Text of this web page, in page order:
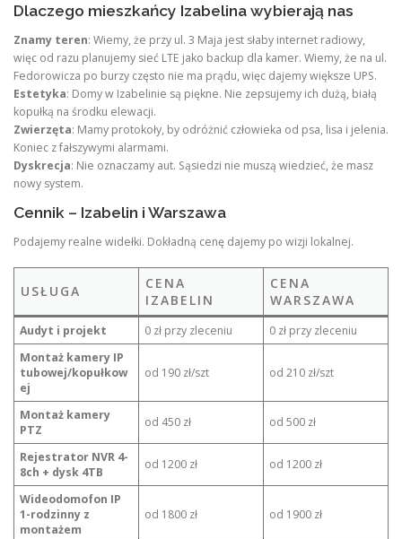
Dlaczego mieszkańcy Izabelina wybierają nas
Znamy teren: Wiemy, że przy ul. 3 Maja jest słaby internet radiowy,
więc od razu planujemy sieć LTE jako backup dla kamer. Wiemy, że na ul.
Fedorowicza po burzy często nie ma prądu, więc dajemy większe UPS.
Estetyka: Domy w Izabelinie są piękne. Nie zepsujemy ich dużą, białą
kopułką na środku elewacji.
Zwierzęta: Mamy protokoły, by odróżnić człowieka od psa, lisa i jelenia.
Koniec z fałszywymi alarmami.
Dyskrecja: Nie oznaczamy aut. Sąsiedzi nie muszą wiedzieć, że masz
nowy system.
Cennik – Izabelin i Warszawa
Podajemy realne widełki. Dokładną cenę dajemy po wizji lokalnej.
USŁUGA
CENA
IZABELIN
CENA
WARSZAWA
Audyt i projekt 0 zł przy zleceniu
0 zł przy zleceniu
Montaż kamery IP
tubowej/kopułkow
ej
od 190 zł/szt od 210 zł/szt
Montaż kamery
PTZ
od 450 zł od 500 zł
Rejestrator NVR 4-
8ch + dysk 4TB
od 1200 zł od 1200 zł
Wideodomofon IP
1-rodzinny z
montażem
od 1800 zł od 1900 zł